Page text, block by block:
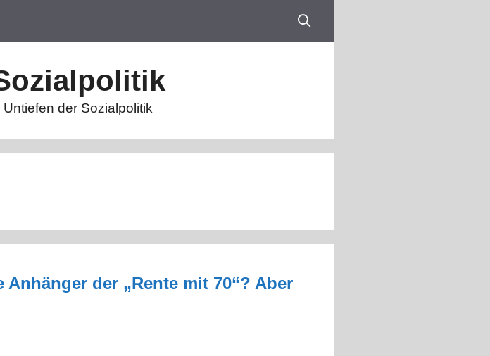
der Sozialpolitik
der „Rente mit 70“? Aber